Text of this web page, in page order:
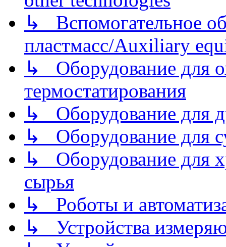
↳ Вспомогательное
пластмасс/Auxiliary
↳ Оборудование для
термостатирования
↳ Оборудование для
↳ Оборудование для
↳ Оборудование для
сырья
↳ Роботы и
↳ Устройства